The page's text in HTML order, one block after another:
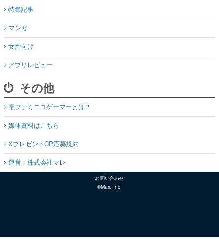
特集記事
マンガ
女性向け
アプリレビュー
その他
電ファミニコゲーマーとは？
媒体資料はこちら
XプレゼントCP応募規約
運営：株式会社マレ
お問い合わせ
©Mare Inc.